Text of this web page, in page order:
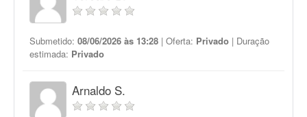
Submetido: 08/06/2026 às 13:28 | Oferta: Privado | Duração
estimada: Privado
Arnaldo S.